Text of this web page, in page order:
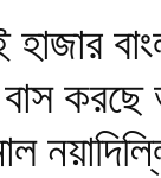
করছে